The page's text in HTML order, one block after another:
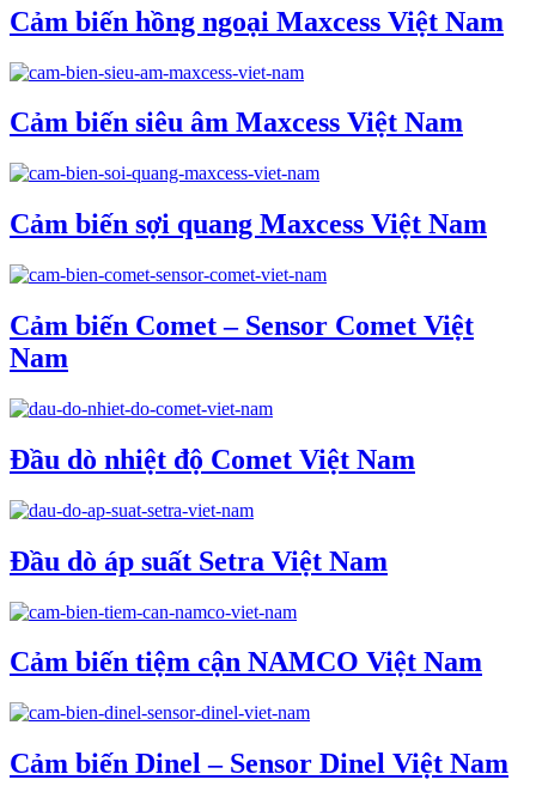
Cảm biến hồng ngoại Maxcess Việt Nam
Cảm biến siêu âm Maxcess Việt Nam
Cảm biến sợi quang Maxcess Việt Nam
Cảm biến Comet – Sensor Comet Việt
Nam
Đầu dò nhiệt độ Comet Việt Nam
Đầu dò áp suất Setra Việt Nam
Cảm biến tiệm cận NAMCO Việt Nam
Cảm biến Dinel – Sensor Dinel Việt Nam